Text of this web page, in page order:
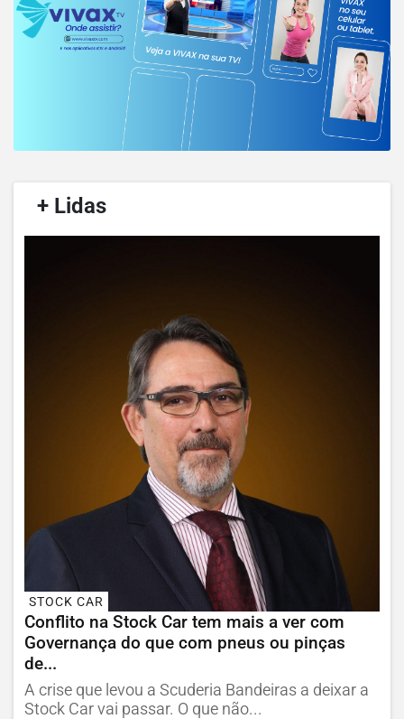
+ Lidas
STOCK CAR
Conflito na Stock Car tem mais a ver com
Governança do que com pneus ou pinças
de...
A crise que levou a Scuderia Bandeiras a deixar a
Stock Car vai passar. O que não...